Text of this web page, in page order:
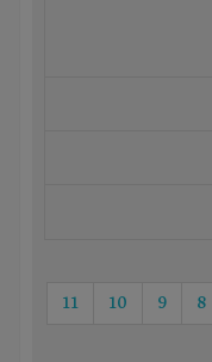
8
9
10
11